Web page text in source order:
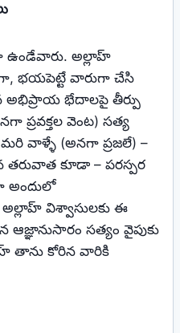
అల్లాహ్
భయపెట్టే వారుగా చేసి
అభిప్రాయ భేదాలపై తీర్పు
వెంట) సత్య
మరి వాళ్ళే (అనగా ప్రజలే) –
తరువాత కూడా – పరస్పర
అందులో
అల్లాహ్ విశ్వాసులకు ఈ
సత్యం వైపుకు
తాను కోరిన వారికి